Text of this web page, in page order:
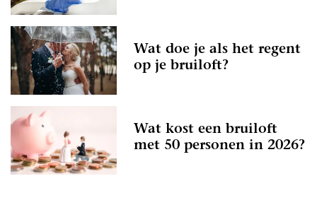
Wat doe je als het regent
op je bruiloft?
Wat kost een bruiloft
met 50 personen in 2026?